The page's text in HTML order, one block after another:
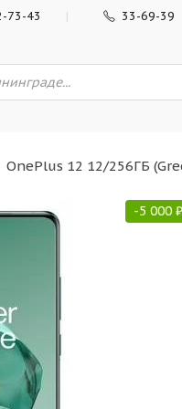
73-43 33-69-39
OnePlus 12 12/256ГБ
-5 000 ₽